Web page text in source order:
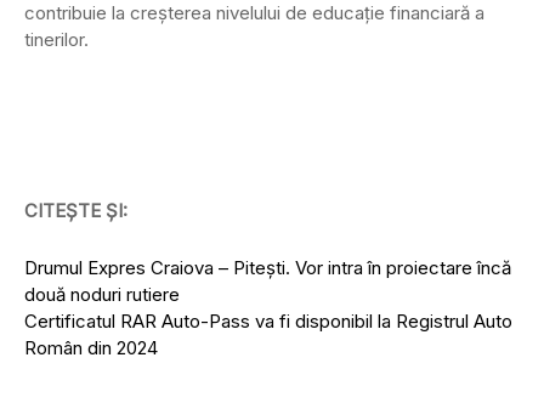
contribuie la creşterea nivelului de educaţie financiară a
tinerilor.
CITEȘTE ȘI:
Drumul Expres Craiova – Pitești. Vor intra în proiectare încă
două noduri rutiere
Certificatul RAR Auto-Pass va fi disponibil la Registrul Auto
Român din 2024